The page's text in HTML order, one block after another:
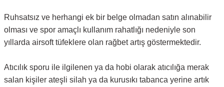
Ruhsatsız ve herhangi ek bir belge olmadan satın alınabilir
olması ve spor amaçlı kullanım rahatlığı nedeniyle son
yıllarda airsoft tüfeklere olan rağbet artış göstermektedir.
Atıcılık sporu ile ilgilenen ya da hobi olarak atıcılığa merak
salan kişiler ateşli silah ya da kurusıkı tabanca yerine artık